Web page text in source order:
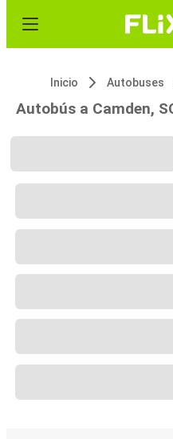
Inicio Autobuses
Autobús a Camden,